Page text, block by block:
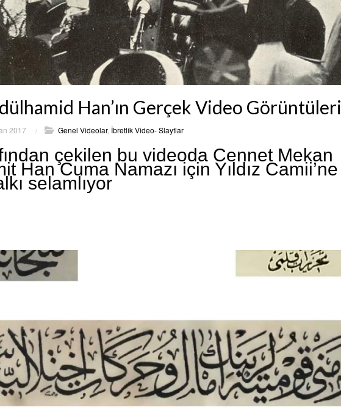
Han’ın Gerçek Video Görüntüleri
2017 / Genel Videolar, İbretlik Video- Slaytlar
çekilen bu videoda Cennet Mekan
Han Cuma Namazı için Yıldız Camii’ne
selamlıyor